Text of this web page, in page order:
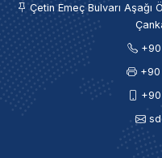
Çetin Emeç Bulvarı Aşağı
+90